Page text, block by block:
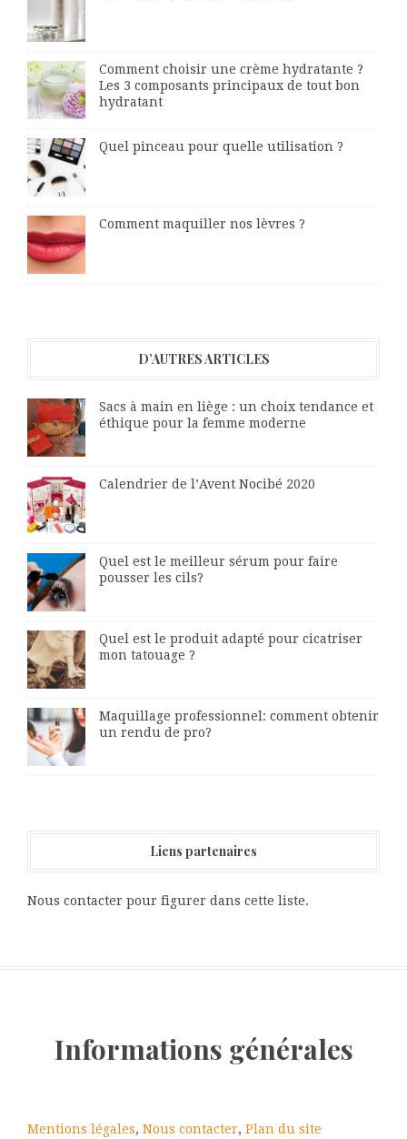
Comment choisir une crème hydratante ?
Les 3 composants principaux de tout bon
hydratant
Quel pinceau pour quelle utilisation ?
Comment maquiller nos lèvres ?
D’AUTRES ARTICLES
Sacs à main en liège : un choix tendance et
éthique pour la femme moderne
Calendrier de l’Avent Nocibé 2020
Quel est le meilleur sérum pour faire
pousser les cils?
Quel est le produit adapté pour cicatriser
mon tatouage ?
Maquillage professionnel: comment obtenir
un rendu de pro?
Liens partenaires
Nous contacter pour figurer dans cette liste.
Informations générales
Mentions légales, Nous contacter, Plan du site